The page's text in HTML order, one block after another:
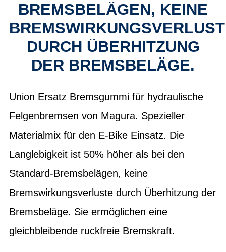
BREMSBELÄGEN, KEINE
DURCH ÜBERHITZUNG
DER BREMSBELÄGE.
Union Ersatz Bremsgummi für hydraulische
Felgenbremsen von Magura. Spezieller
Materialmix für den E-Bike Einsatz. Die
Langlebigkeit ist 50% höher als bei den
Standard-Bremsbelägen, keine
Bremswirkungsverluste durch Überhitzung der
Bremsbeläge. Sie ermöglichen eine
gleichbleibende ruckfreie Bremskraft.